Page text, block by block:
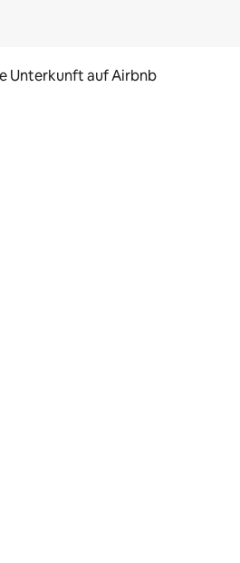
Unterkunft auf Airbnb